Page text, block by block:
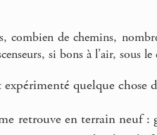
combien de chemins,
si bons à l’air, sous
quelque chose
retrouve en terrain neuf